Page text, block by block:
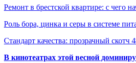
Ремонт в брестской квартире: с чего
Роль бора, цинка и серы в системе
Стандарт качества: прозрачный
В кинотеатрах этой весной